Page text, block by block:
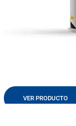
VER PRODUCTO